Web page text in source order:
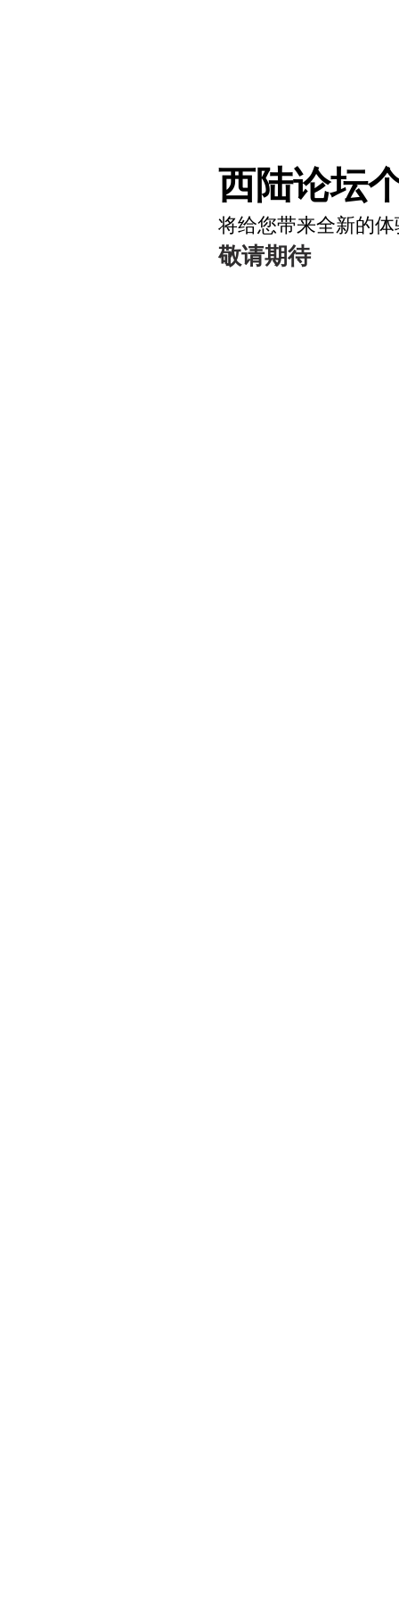
西陆论坛
将给您带来全新的体
敬请期待